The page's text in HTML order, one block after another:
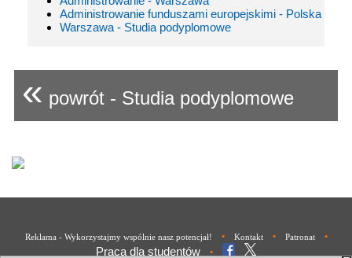
Administrowanie funduszami europejskimi - Polska
Warszawa - Studia podyplomowe
« powrót - Studia podyplomowe
Reklama - Wykorzystajmy wspólnie nasz potencjał! • Kontakt • Patronat •
Praca dla studentów •